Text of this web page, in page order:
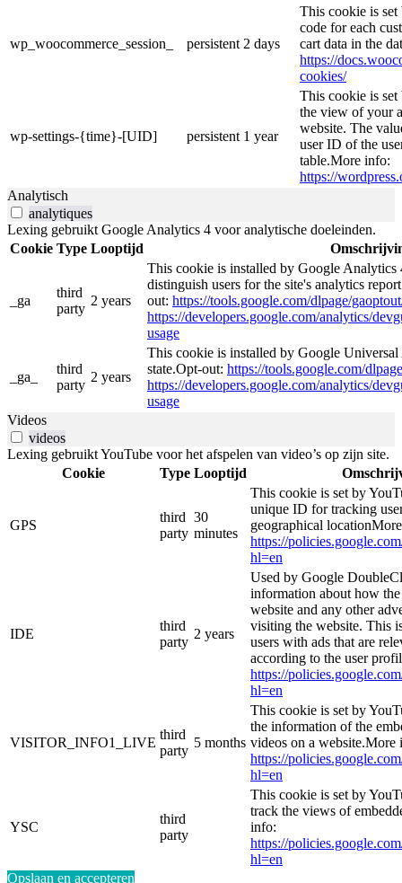
wp_woocommerce_session_ persistent 2 days
This cookie is
code for each
cart data in the
https://
cookies/
wp-settings-{time}-[UID] persistent 1 year
This cookie is set
the view of your
website. The
user ID of the
table.More info:
https://
Analytisch
analytiques
Lexing gebruikt Google Analytics 4 voor analytische doeleinden.
Cookie Type Looptijd
_ga
third
party
2 years
This cookie is installed by Google Analytics
distinguish users for the site's analytics
out: https://tools.google.com/dlpage/
https://developers.google.com/analytics/
usage
_ga_
third
party
2 years
This cookie is installed by Google Universal
state.Opt-out: https://tools.google.com/
https://developers.google.com/analytics/
usage
Videos
videos
Lexing gebruikt YouTube voor het afspelen van video’s op zijn site.
Cookie
Type Looptijd
GPS
third
party
30
minutes
This cookie is set by
unique ID for tracking
geographical
https://
hl=en
IDE
third
party
2 years
Used by Google
information about how the
website and any other
visiting the website. This
users with ads that are
according to the user
https://
hl=en
VISITOR_INFO1_LIVE
third
party
5 months
This cookie is set by
the information of the
videos on a website.More
https://
hl=en
YSC
third
party
This cookie is set by
track the views of
info:
https://
hl=en
Opslaan en accepteren